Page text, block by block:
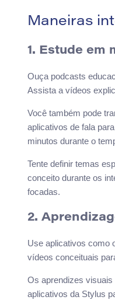
Maneiras
1. Estude em
Ouça podcasts
Assista a vídeos
Você também pode
aplicativos de fala
minutos durante o
Tente definir temas
conceito durante os
focadas.
2.
Use aplicativos como
vídeos conceituais
Os aprendizes
aplicativos da Stylus